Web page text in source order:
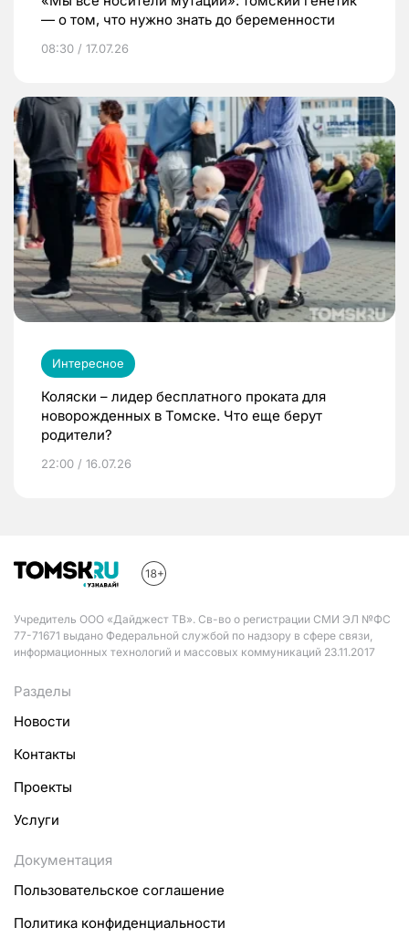
— о том, что нужно знать до беременности
08:30 / 17.07.26
Интересное
Коляски – лидер бесплатного проката для
новорожденных в Томске. Что еще берут
родители?
22:00 / 16.07.26
Учредитель ООО «Дайджест ТВ». Св-во о регистрации СМИ ЭЛ №ФС
77-71671 выдано Федеральной службой по надзору в сфере связи,
информационных технологий и массовых коммуникаций 23.11.2017
Разделы
Новости
Контакты
Проекты
Услуги
Документация
Пользовательское соглашение
Политика конфиденциальности